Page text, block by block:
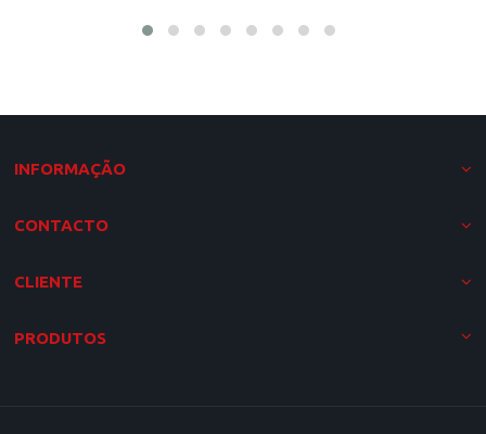
INFORMAÇÃO
CONTACTO
CLIENTE
PRODUTOS